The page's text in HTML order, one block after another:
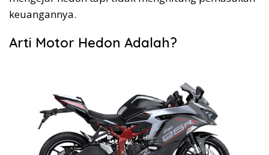
keuangannya.
Arti Motor Hedon Adalah?